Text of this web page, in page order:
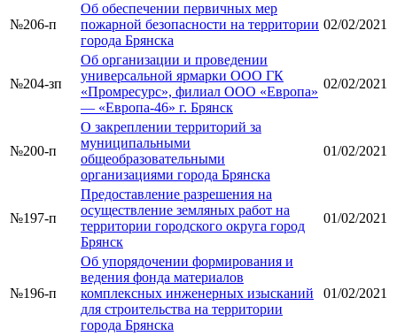
№206-п
Об обеспечении первичных мер
пожарной безопасности на территории
города Брянска
02/02/2021
№204-зп
Об организации и проведении
универсальной ярмарки ООО ГК
«Промресурс», филиал ООО «Европа»
— «Европа-46» г. Брянск
02/02/2021
№200-п
О закреплении территорий за
муниципальными
общеобразовательными
организациями города Брянска
01/02/2021
№197-п
Предоставление разрешения на
осуществление земляных работ на
территории городского округа город
Брянск
01/02/2021
№196-п
Об упорядочении формирования и
ведения фонда материалов
комплексных инженерных изысканий
для строительства на территории
города Брянска
01/02/2021